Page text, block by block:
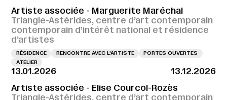
Artiste associée - Marguerite Maréchal
Triangle-Astérides, centre d’art contemporain
contemporain d’intérêt national et résidence
d’artistes
RÉSIDENCE RENCONTRE AVEC L’ARTISTE
PORTES OUVERTES
ATELIER
13.01.2026
13.12.2026
Artiste associée - Elise Courcol-Rozès
Triangle-Astérides, centre d’art contemporain